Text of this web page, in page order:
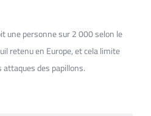
une personne sur 2 000 selon le
retenu en Europe, et cela limite
attaques des papillons.